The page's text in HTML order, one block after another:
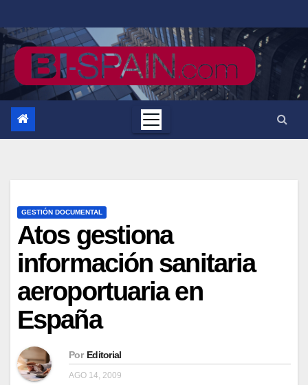
al
contenido
GESTIÓN DOCUMENTAL
Atos gestiona
información sanitaria
aeroportuaria en
España
Por Editorial
AGO 14, 2009